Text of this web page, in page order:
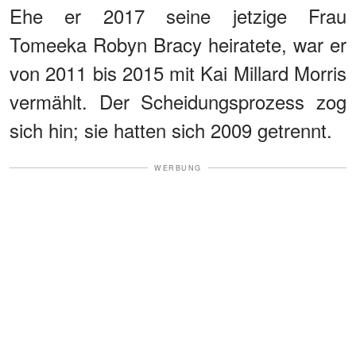
Ehe er 2017 seine jetzige Frau
Tomeeka Robyn Bracy heiratete, war er
von 2011 bis 2015 mit Kai Millard Morris
vermählt. Der Scheidungsprozess zog
sich hin; sie hatten sich 2009 getrennt.
WERBUNG